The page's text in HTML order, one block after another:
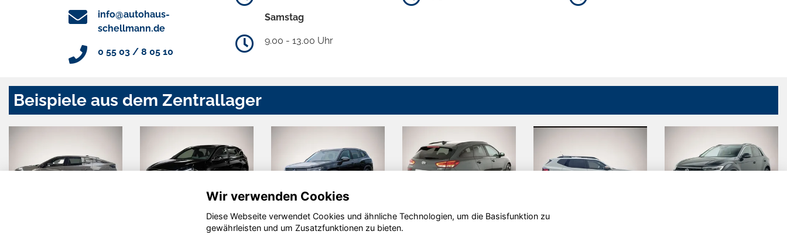
info@autohaus-
schellmann.de
0 55 03 / 8 05 10
Samstag
9.00 - 13.00 Uhr
Beispiele aus dem Zentrallager
Hyundai i30 Volkswagen Hyundai i30
Wir verwenden Cookies
Diese Webseite verwendet Cookies und ähnliche Technologien, um die Basisfunktion zu
gewährleisten und um Zusatzfunktionen zu bieten.